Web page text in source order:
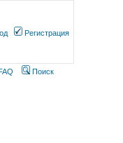
Регистрация
Поиск